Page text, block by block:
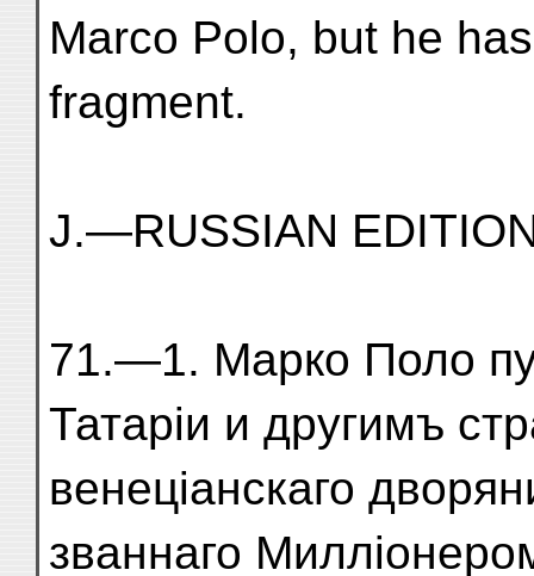
Marco Polo, but he
fragment.
J.—RUSSIAN
71.—1. Марко Поло
Татаріи и другимъ
венеціанскаго
званнаго